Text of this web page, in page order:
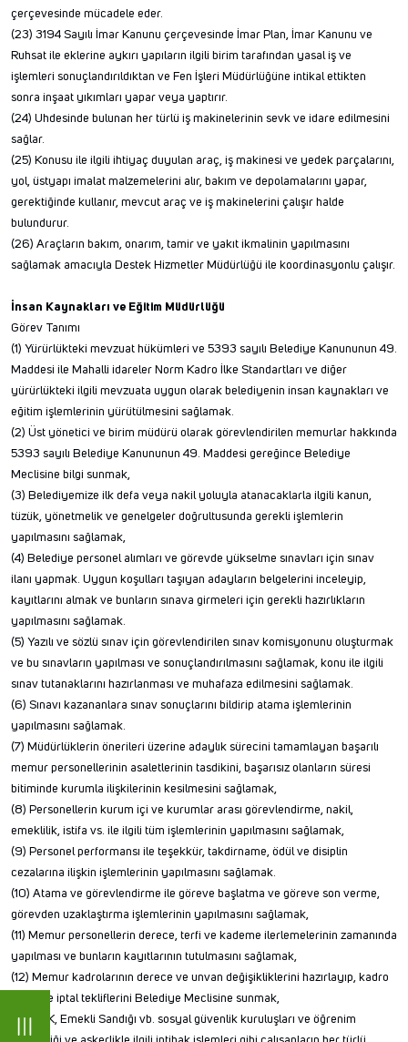
çerçevesinde mücadele eder.
(23) 3194 Sayılı İmar Kanunu çerçevesinde İmar Plan, İmar Kanunu ve
Ruhsat ile eklerine aykırı yapıların ilgili birim tarafından yasal iş ve
işlemleri sonuçlandırıldıktan ve Fen İşleri Müdürlüğüne intikal ettikten
sonra inşaat yıkımları yapar veya yaptırır.
(24) Uhdesinde bulunan her türlü iş makinelerinin sevk ve idare edilmesini
sağlar.
(25) Konusu ile ilgili ihtiyaç duyulan araç, iş makinesi ve yedek parçalarını,
yol, üstyapı imalat malzemelerini alır, bakım ve depolamalarını yapar,
gerektiğinde kullanır, mevcut araç ve iş makinelerini çalışır halde
bulundurur.
(26) Araçların bakım, onarım, tamir ve yakıt ikmalinin yapılmasını
sağlamak amacıyla Destek Hizmetler Müdürlüğü ile koordinasyonlu çalışır.
İnsan Kaynakları ve Eğitim Müdürlüğü
Görev Tanımı
(1) Yürürlükteki mevzuat hükümleri ve 5393 sayılı Belediye Kanununun 49.
Maddesi ile Mahalli idareler Norm Kadro İlke Standartları ve diğer
yürürlükteki ilgili mevzuata uygun olarak belediyenin insan kaynakları ve
eğitim işlemlerinin yürütülmesini sağlamak.
(2) Üst yönetici ve birim müdürü olarak görevlendirilen memurlar hakkında
5393 sayılı Belediye Kanununun 49. Maddesi gereğince Belediye
Meclisine bilgi sunmak,
(3) Belediyemize ilk defa veya nakil yoluyla atanacaklarla ilgili kanun,
tüzük, yönetmelik ve genelgeler doğrultusunda gerekli işlemlerin
yapılmasını sağlamak,
(4) Belediye personel alımları ve görevde yükselme sınavları için sınav
ilanı yapmak. Uygun koşulları taşıyan adayların belgelerini inceleyip,
kayıtlarını almak ve bunların sınava girmeleri için gerekli hazırlıkların
yapılmasını sağlamak.
(5) Yazılı ve sözlü sınav için görevlendirilen sınav komisyonunu oluşturmak
ve bu sınavların yapılması ve sonuçlandırılmasını sağlamak, konu ile ilgili
sınav tutanaklarını hazırlanması ve muhafaza edilmesini sağlamak.
(6) Sınavı kazananlara sınav sonuçlarını bildirip atama işlemlerinin
yapılmasını sağlamak.
(7) Müdürlüklerin önerileri üzerine adaylık sürecini tamamlayan başarılı
memur personellerinin asaletlerinin tasdikini, başarısız olanların süresi
bitiminde kurumla ilişkilerinin kesilmesini sağlamak,
(8) Personellerin kurum içi ve kurumlar arası görevlendirme, nakil,
emeklilik, istifa vs. ile ilgili tüm işlemlerinin yapılmasını sağlamak,
(9) Personel performansı ile teşekkür, takdirname, ödül ve disiplin
cezalarına ilişkin işlemlerinin yapılmasını sağlamak.
(10) Atama ve görevlendirme ile göreve başlatma ve göreve son verme,
görevden uzaklaştırma işlemlerinin yapılmasını sağlamak,
(11) Memur personellerin derece, terfi ve kademe ilerlemelerinin zamanında
yapılması ve bunların kayıtlarının tutulmasını sağlamak,
(12) Memur kadrolarının derece ve unvan değişikliklerini hazırlayıp, kadro
ihdas ve iptal tekliflerini Belediye Meclisine sunmak,
(13) SGK, Emekli Sandığı vb. sosyal güvenlik kuruluşları ve öğrenim